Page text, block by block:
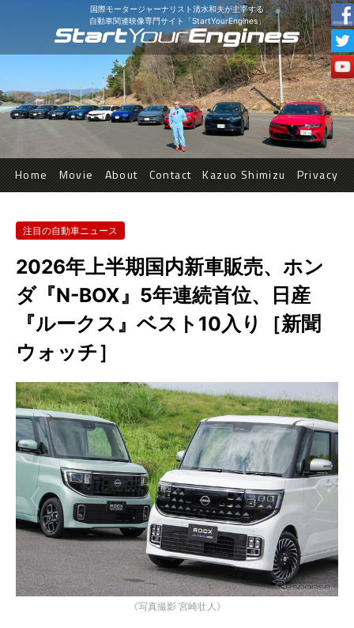
国際モータージャーナリスト清水和夫が主宰する
自動車関連映像専門サイト「StartYourEngines」
Home Movie About Contact Kazuo Shimizu Privacy
注目の自動車ニュース
2026年上半期国内新車販売、ホン
ダ『N-BOX』5年連続首位、日産
『ルークス』ベスト10入り［新聞
ウォッチ］
《写真撮影 宮崎壮人》